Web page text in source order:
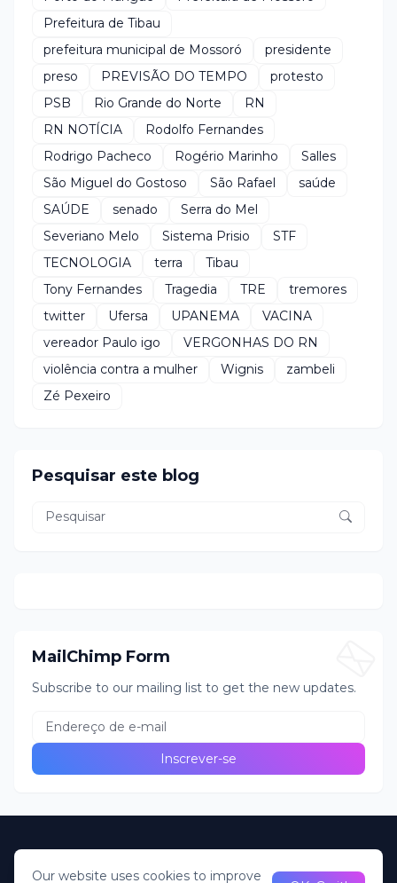
Prefeitura de Tibau
prefeitura municipal de Mossoró
presidente
preso
PREVISÃO DO TEMPO
protesto
PSB
Rio Grande do Norte
RN
RN NOTÍCIA
Rodolfo Fernandes
Rodrigo Pacheco
Rogério Marinho
Salles
São Miguel do Gostoso
São Rafael
saúde
SAÚDE
senado
Serra do Mel
Severiano Melo
Sistema Prisio
STF
TECNOLOGIA
terra
Tibau
Tony Fernandes
Tragedia TRE
tremores
twitter
Ufersa UPANEMA
VACINA
vereador Paulo igo
VERGONHAS DO RN
violência contra a mulher
Wignis
zambeli
Zé Pexeiro
Pesquisar este blog
MailChimp Form
Subscribe to our mailing list to get the new updates.
HomeAbout UsPrivacy PolicyContact Us
Our website uses cookies to improve